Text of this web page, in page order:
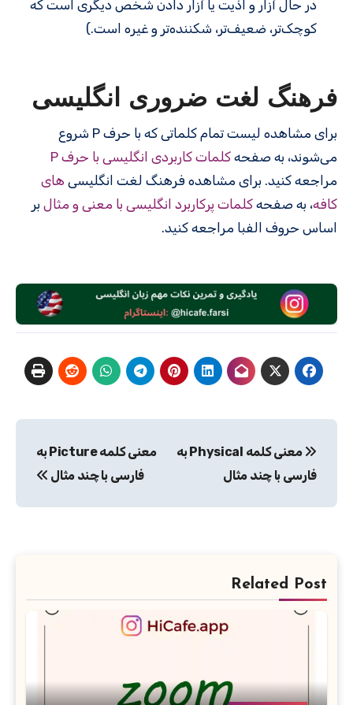
در حال آزار و اذیت یا آزار دادن شخص دیگری است که
کوچک‌تر، ضعیف‌تر، شکننده‌تر و غیره است.)
فرهنگ لغت ضروری انگلیسی
برای مشاهده لیست تمام کلماتی که با حرف P شروع
می‌شوند، به صفحه کلمات کاربردی انگلیسی با حرف P
مراجعه کنید. برای مشاهده فرهنگ لغت انگلیسی های
کافه، به صفحه کلمات پرکاربرد انگلیسی با معنی و مثال بر
اساس حروف الفبا مراجعه کنید.
نوشته
معنی کلمه Physical به
فارسی با چند مثال
معنی کلمه Picture به
فارسی با چند مثال
Related Post